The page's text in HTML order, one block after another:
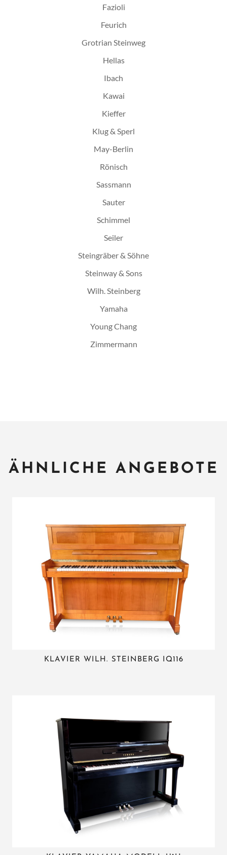
Fazioli
Feurich
Grotrian Steinweg
Hellas
Ibach
Kawai
Kieffer
Klug & Sperl
May-Berlin
Rönisch
Sassmann
Sauter
Schimmel
Seiler
Steingräber & Söhne
Steinway & Sons
Wilh. Steinberg
Yamaha
Young Chang
Zimmermann
ÄHNLICHE ANGEBOTE
KLAVIER WILH. STEINBERG IQ116